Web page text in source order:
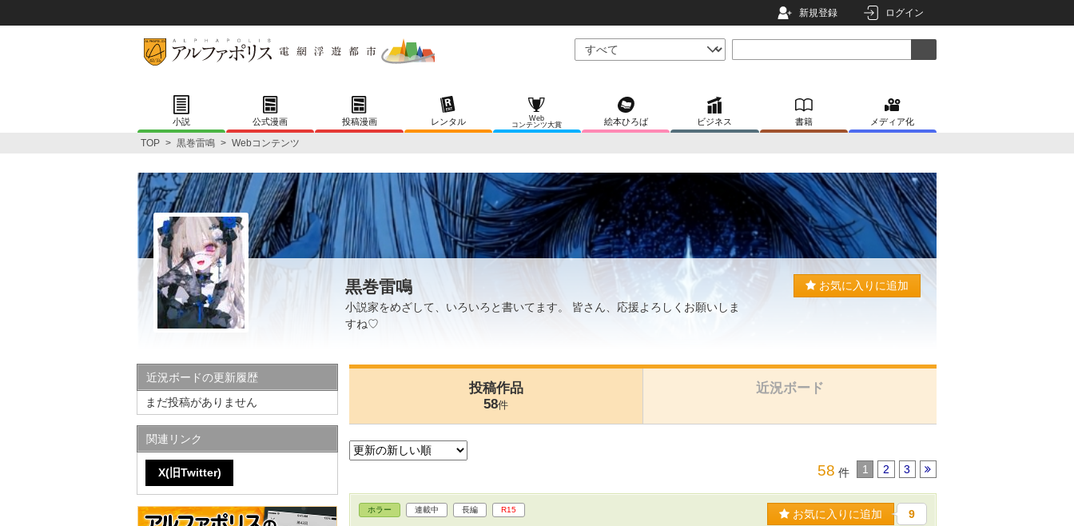
新規登録 ログイン
小説 公式漫画 投稿漫画 レンタル
Web
コンテンツ大賞
絵本ひろば ビジネス 書籍 メディア化
TOP > 黒巻雷鳴 > Webコンテンツ
黒巻雷鳴
小説家をめざして、いろいろと書いてます。 皆さん、応援よろしくお願いしま
すね♡
お気に入りに追加
投稿作品
58件
近況ボード
58 件 1 2 3
ホラー 連載中 長編 R15 お気に入りに追加 9
近況ボードの更新履歴
まだ投稿がありません
関連リンク
X(旧Twitter)